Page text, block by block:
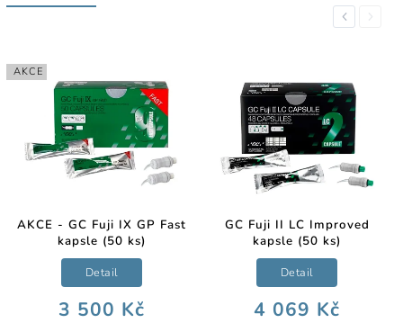
Previous
AKCE
AKCE - GC Fuji IX GP Fast
kapsle (50 ks)
3 500 Kč
Detail
GC Fuji II LC Improved
kapsle (50 ks)
4 069 Kč
Detail
Next